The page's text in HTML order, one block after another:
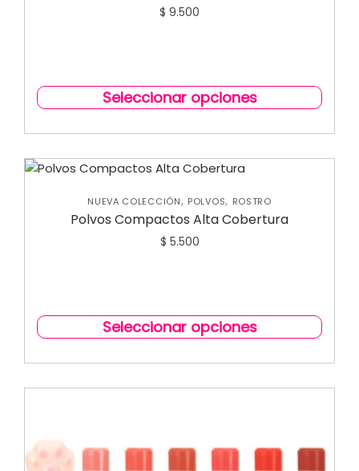
$ 9.500
Seleccionar opciones
NUEVA COLECCIÓN, POLVOS, ROSTRO
Polvos Compactos Alta Cobertura
$ 5.500
Seleccionar opciones